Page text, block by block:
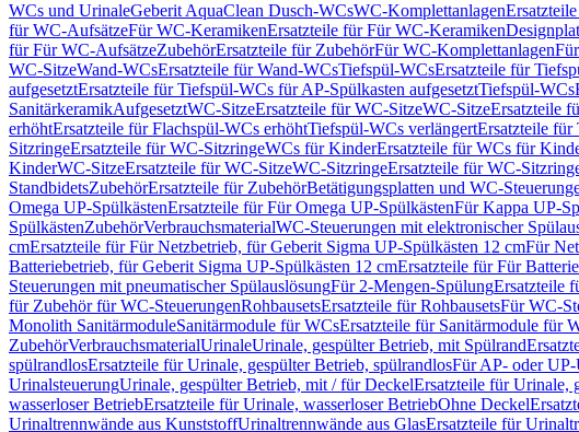
WCs und UrinaleGeberit AquaClean Dusch-WCsWC-Komplettanlagen
für WC-AufsätzeFür WC-KeramikenErsatzteile für Für WC-Keramiken
für Für WC-AufsätzeZubehörErsatzteile für ZubehörFür WC-Komplettanlagen
WC-SitzeWand-WCsErsatzteile für Wand-WCsTiefspül-WCsErsatzteile für
aufgesetztErsatzteile für Tiefspül-WCs für AP-Spülkasten aufgesetztTiefspül-WCs
SanitärkeramikAufgesetztWC-SitzeErsatzteile für WC-SitzeWC-SitzeErsatzteile
erhöhtErsatzteile für Flachspül-WCs erhöhtTiefspül-WCs verlängertErsatzteile für
SitzringeErsatzteile für WC-SitzringeWCs für KinderErsatzteile für WCs für
KinderWC-SitzeErsatzteile für WC-SitzeWC-SitzringeErsatzteile für WC-
StandbidetsZubehörErsatzteile für ZubehörBetätigungsplatten und WC-
Omega UP-SpülkästenErsatzteile für Für Omega UP-SpülkästenFür Kappa UP-
SpülkästenZubehörVerbrauchsmaterialWC-Steuerungen mit elektronischer
cmErsatzteile für Für Netzbetrieb, für Geberit Sigma UP-Spülkästen 12 cmFür
Batteriebetrieb, für Geberit Sigma UP-Spülkästen 12 cmErsatzteile für Für
Steuerungen mit pneumatischer SpülauslösungFür 2-Mengen-SpülungErsatzteile
für Zubehör für WC-SteuerungenRohbausetsErsatzteile für RohbausetsFür WC-
Monolith SanitärmoduleSanitärmodule für WCsErsatzteile für Sanitärmodule für
ZubehörVerbrauchsmaterialUrinaleUrinale, gespülter Betrieb, mit Spülrand
spülrandlosErsatzteile für Urinale, gespülter Betrieb, spülrandlosFür AP- oder
UrinalsteuerungUrinale, gespülter Betrieb, mit / für DeckelErsatzteile für Urinale,
wasserloser BetriebErsatzteile für Urinale, wasserloser BetriebOhne Deckel
Urinaltrennwände aus KunststoffUrinaltrennwände aus GlasErsatzteile für